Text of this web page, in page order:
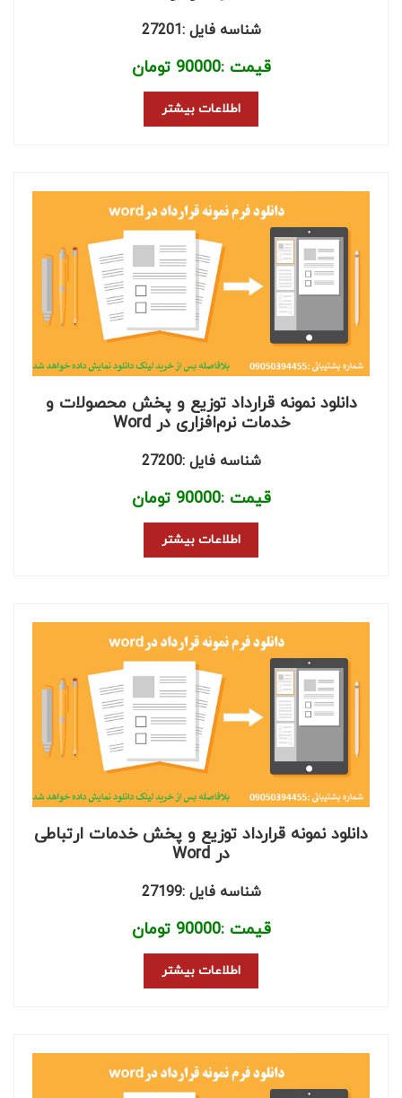
شناسه فایل :27201
قیمت :90000 تومان
اطلاعات بیشتر
دانلود نمونه قرارداد توزیع و پخش محصولات و
خدمات نرم‌افزاری در Word
شناسه فایل :27200
قیمت :90000 تومان
اطلاعات بیشتر
دانلود نمونه قرارداد توزیع و پخش خدمات ارتباطی
در Word
شناسه فایل :27199
قیمت :90000 تومان
اطلاعات بیشتر